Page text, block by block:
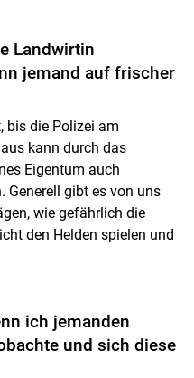
Landwirtin
jemand auf frischer
bis die Polizei am
kann durch das
Eigentum auch
Generell gibt es von uns
wie gefährlich die
den Helden spielen und
ich jemanden
und sich diese